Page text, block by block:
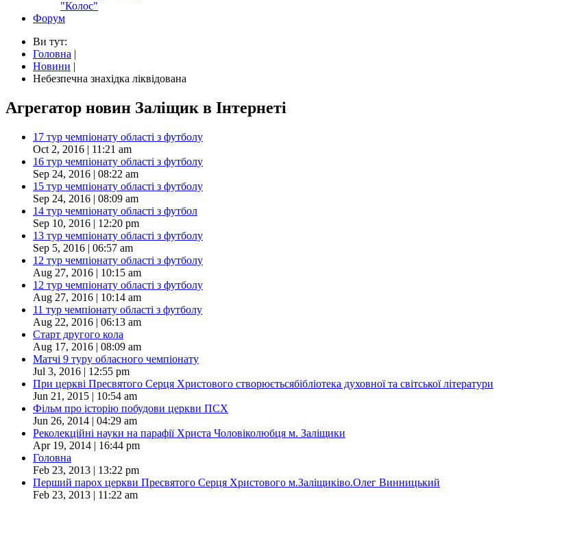
"Колос"
Форум
Ви тут:
Головна |
Новини |
Небезпечна знахідка ліквідована
Агрегатор новин Заліщик в Інтернеті
17 тур чемпіонату області з футболу
Oct 2, 2016 | 11:21 am
16 тур чемпіонату області з футболу
Sep 24, 2016 | 08:22 am
15 тур чемпіонату області з футболу
Sep 24, 2016 | 08:09 am
14 тур чемпіонату області з футбол
Sep 10, 2016 | 12:20 pm
13 тур чемпіонату області з футболу
Sep 5, 2016 | 06:57 am
12 тур чемпіонату області з футболу
Aug 27, 2016 | 10:15 am
12 тур чемпіонату області з футболу
Aug 27, 2016 | 10:14 am
11 тур чемпіонату області з футболу
Aug 22, 2016 | 06:13 am
Старт другого кола
Aug 17, 2016 | 08:09 am
Матчі 9 туру обласного чемпіонату
Jul 3, 2016 | 12:55 pm
При церкві Пресвятого Серця Христового створюєтьсябібліотека духовної та світської літератури
Jun 21, 2015 | 10:54 am
Фільм про історію побудови церкви ПСХ
Jun 26, 2014 | 04:29 am
Реколекційні науки на парафії Христа Чоловіколюбця м. Заліщики
Apr 19, 2014 | 16:44 pm
Головна
Feb 23, 2013 | 13:22 pm
Перший парох церкви Пресвятого Серця Христового м.Заліщиківо.Олег Винницький
Feb 23, 2013 | 11:22 am